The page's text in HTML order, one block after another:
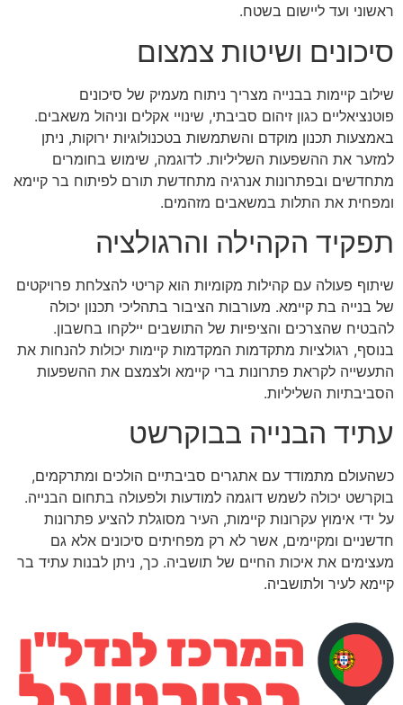
ראשוני ועד ליישום בשטח.
סיכונים ושיטות צמצום
שילוב קיימות בבנייה מצריך ניתוח מעמיק של סיכונים
פוטנציאליים כגון זיהום סביבתי, שינויי אקלים וניהול משאבים.
באמצעות תכנון מוקדם והשתמשות בטכנולוגיות ירוקות, ניתן
למזער את ההשפעות השליליות. לדוגמה, שימוש בחומרים
מתחדשים ובפתרונות אנרגיה מתחדשת תורם לפיתוח בר קיימא
ומפחית את התלות במשאבים מזהמים.
תפקיד הקהילה והרגולציה
שיתוף פעולה עם קהילות מקומיות הוא קריטי להצלחת פרויקטים
של בנייה בת קיימא. מעורבות הציבור בתהליכי תכנון יכולה
להבטיח שהצרכים והציפיות של התושבים יילקחו בחשבון.
בנוסף, רגולציות מתקדמות המקדמות קיימות יכולות להנחות את
התעשייה לקראת פתרונות ברי קיימא ולצמצם את ההשפעות
הסביבתיות השליליות.
עתיד הבנייה בבוקרשט
כשהעולם מתמודד עם אתגרים סביבתיים הולכים ומתרקמים,
בוקרשט יכולה לשמש דוגמה למודעות ולפעולה בתחום הבנייה.
על ידי אימוץ עקרונות קיימות, העיר מסוגלת להציע פתרונות
חדשניים ומקיימים, אשר לא רק מפחיתים סיכונים אלא גם
מעצימים את איכות החיים של תושביה. כך, ניתן לבנות עתיד בר
קיימא לעיר ולתושביה.